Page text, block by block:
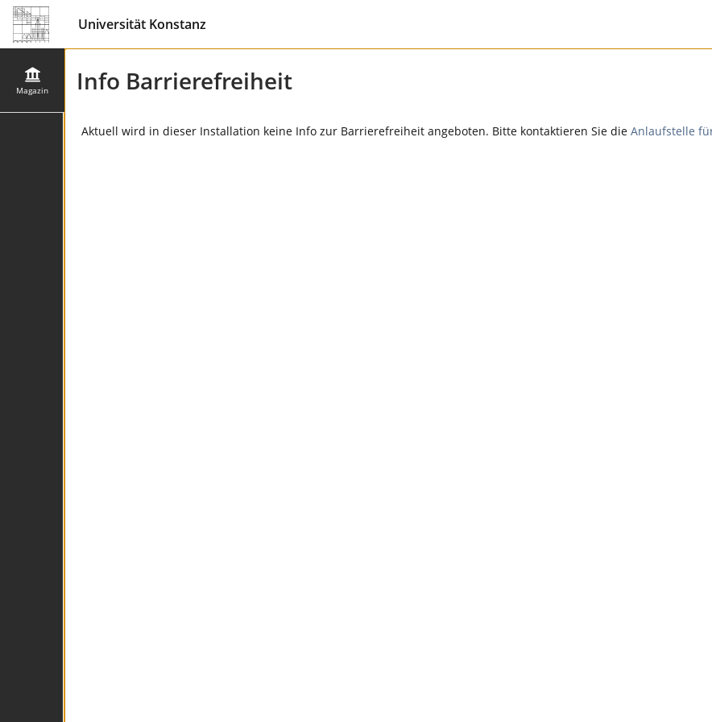
Universität Konstanz
Magazin Info Barrierefreiheit
Aktuell wird in dieser Installation keine Info zur Barrierefreiheit angeboten. Bitte kontaktieren Sie die Anlaufstelle